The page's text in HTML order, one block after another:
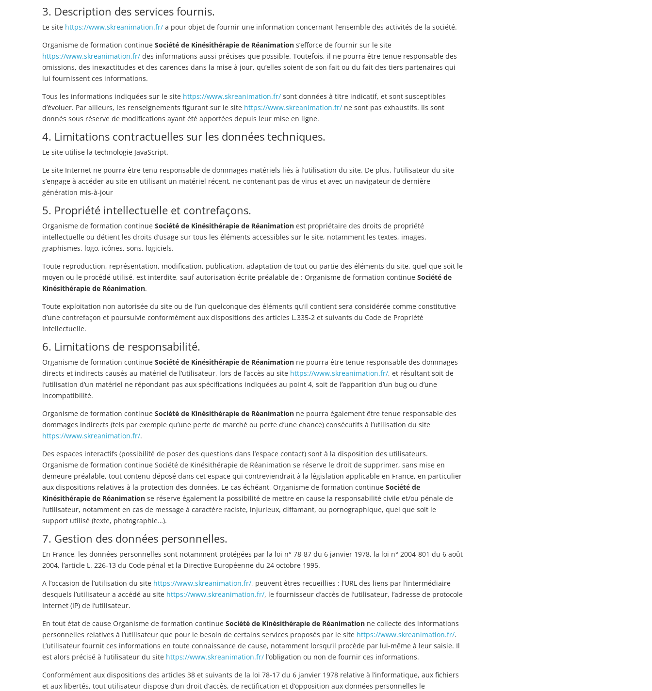
3. Description des services fournis.
Le site https://www.skreanimation.fr/ a pour objet de fournir une information concernant l’ensemble des activités de la société.
Organisme de formation continue Société de Kinésithérapie de Réanimation s’efforce de fournir sur le site
https://www.skreanimation.fr/ des informations aussi précises que possible. Toutefois, il ne pourra être tenue responsable des
omissions, des inexactitudes et des carences dans la mise à jour, qu’elles soient de son fait ou du fait des tiers partenaires qui
lui fournissent ces informations.
Tous les informations indiquées sur le site https://www.skreanimation.fr/ sont données à titre indicatif, et sont susceptibles
d’évoluer. Par ailleurs, les renseignements figurant sur le site https://www.skreanimation.fr/ ne sont pas exhaustifs. Ils sont
donnés sous réserve de modifications ayant été apportées depuis leur mise en ligne.
4. Limitations contractuelles sur les données techniques.
Le site utilise la technologie JavaScript.
Le site Internet ne pourra être tenu responsable de dommages matériels liés à l’utilisation du site. De plus, l’utilisateur du site
s’engage à accéder au site en utilisant un matériel récent, ne contenant pas de virus et avec un navigateur de dernière
génération mis-à-jour
5. Propriété intellectuelle et contrefaçons.
Organisme de formation continue Société de Kinésithérapie de Réanimation est propriétaire des droits de propriété
intellectuelle ou détient les droits d’usage sur tous les éléments accessibles sur le site, notamment les textes, images,
graphismes, logo, icônes, sons, logiciels.
Toute reproduction, représentation, modification, publication, adaptation de tout ou partie des éléments du site, quel que soit le
moyen ou le procédé utilisé, est interdite, sauf autorisation écrite préalable de : Organisme de formation continue Société de
Kinésithérapie de Réanimation.
Toute exploitation non autorisée du site ou de l’un quelconque des éléments qu’il contient sera considérée comme constitutive
d’une contrefaçon et poursuivie conformément aux dispositions des articles L.335-2 et suivants du Code de Propriété
Intellectuelle.
6. Limitations de responsabilité.
Organisme de formation continue Société de Kinésithérapie de Réanimation ne pourra être tenue responsable des dommages
directs et indirects causés au matériel de l’utilisateur, lors de l’accès au site https://www.skreanimation.fr/, et résultant soit de
l’utilisation d’un matériel ne répondant pas aux spécifications indiquées au point 4, soit de l’apparition d’un bug ou d’une
incompatibilité.
Organisme de formation continue Société de Kinésithérapie de Réanimation ne pourra également être tenue responsable des
dommages indirects (tels par exemple qu’une perte de marché ou perte d’une chance) consécutifs à l’utilisation du site
https://www.skreanimation.fr/.
Des espaces interactifs (possibilité de poser des questions dans l’espace contact) sont à la disposition des utilisateurs.
Organisme de formation continue Société de Kinésithérapie de Réanimation se réserve le droit de supprimer, sans mise en
demeure préalable, tout contenu déposé dans cet espace qui contreviendrait à la législation applicable en France, en particulier
aux dispositions relatives à la protection des données. Le cas échéant, Organisme de formation continue Société de
Kinésithérapie de Réanimation se réserve également la possibilité de mettre en cause la responsabilité civile et/ou pénale de
l’utilisateur, notamment en cas de message à caractère raciste, injurieux, diffamant, ou pornographique, quel que soit le
support utilisé (texte, photographie…).
7. Gestion des données personnelles.
En France, les données personnelles sont notamment protégées par la loi n° 78-87 du 6 janvier 1978, la loi n° 2004-801 du 6 août
2004, l’article L. 226-13 du Code pénal et la Directive Européenne du 24 octobre 1995.
A l’occasion de l’utilisation du site https://www.skreanimation.fr/, peuvent êtres recueillies : l’URL des liens par l’intermédiaire
desquels l’utilisateur a accédé au site https://www.skreanimation.fr/, le fournisseur d’accès de l’utilisateur, l’adresse de protocole
Internet (IP) de l’utilisateur.
En tout état de cause Organisme de formation continue Société de Kinésithérapie de Réanimation ne collecte des informations
personnelles relatives à l’utilisateur que pour le besoin de certains services proposés par le site https://www.skreanimation.fr/.
L’utilisateur fournit ces informations en toute connaissance de cause, notamment lorsqu’il procède par lui-même à leur saisie. Il
est alors précisé à l’utilisateur du site https://www.skreanimation.fr/ l’obligation ou non de fournir ces informations.
Conformément aux dispositions des articles 38 et suivants de la loi 78-17 du 6 janvier 1978 relative à l’informatique, aux fichiers
et aux libertés, tout utilisateur dispose d’un droit d’accès, de rectification et d’opposition aux données personnelles le